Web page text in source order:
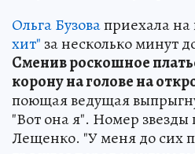
Ольга Бузоваприехала
хит" за несколько минут
Cменив роскошное
корону на голове на
поющая ведущая
"Вот она я". Номер звезды
Лещенко. "У меня до сих